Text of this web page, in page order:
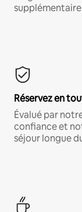
Réservez en
Évalué par
confiance et
séjour longue